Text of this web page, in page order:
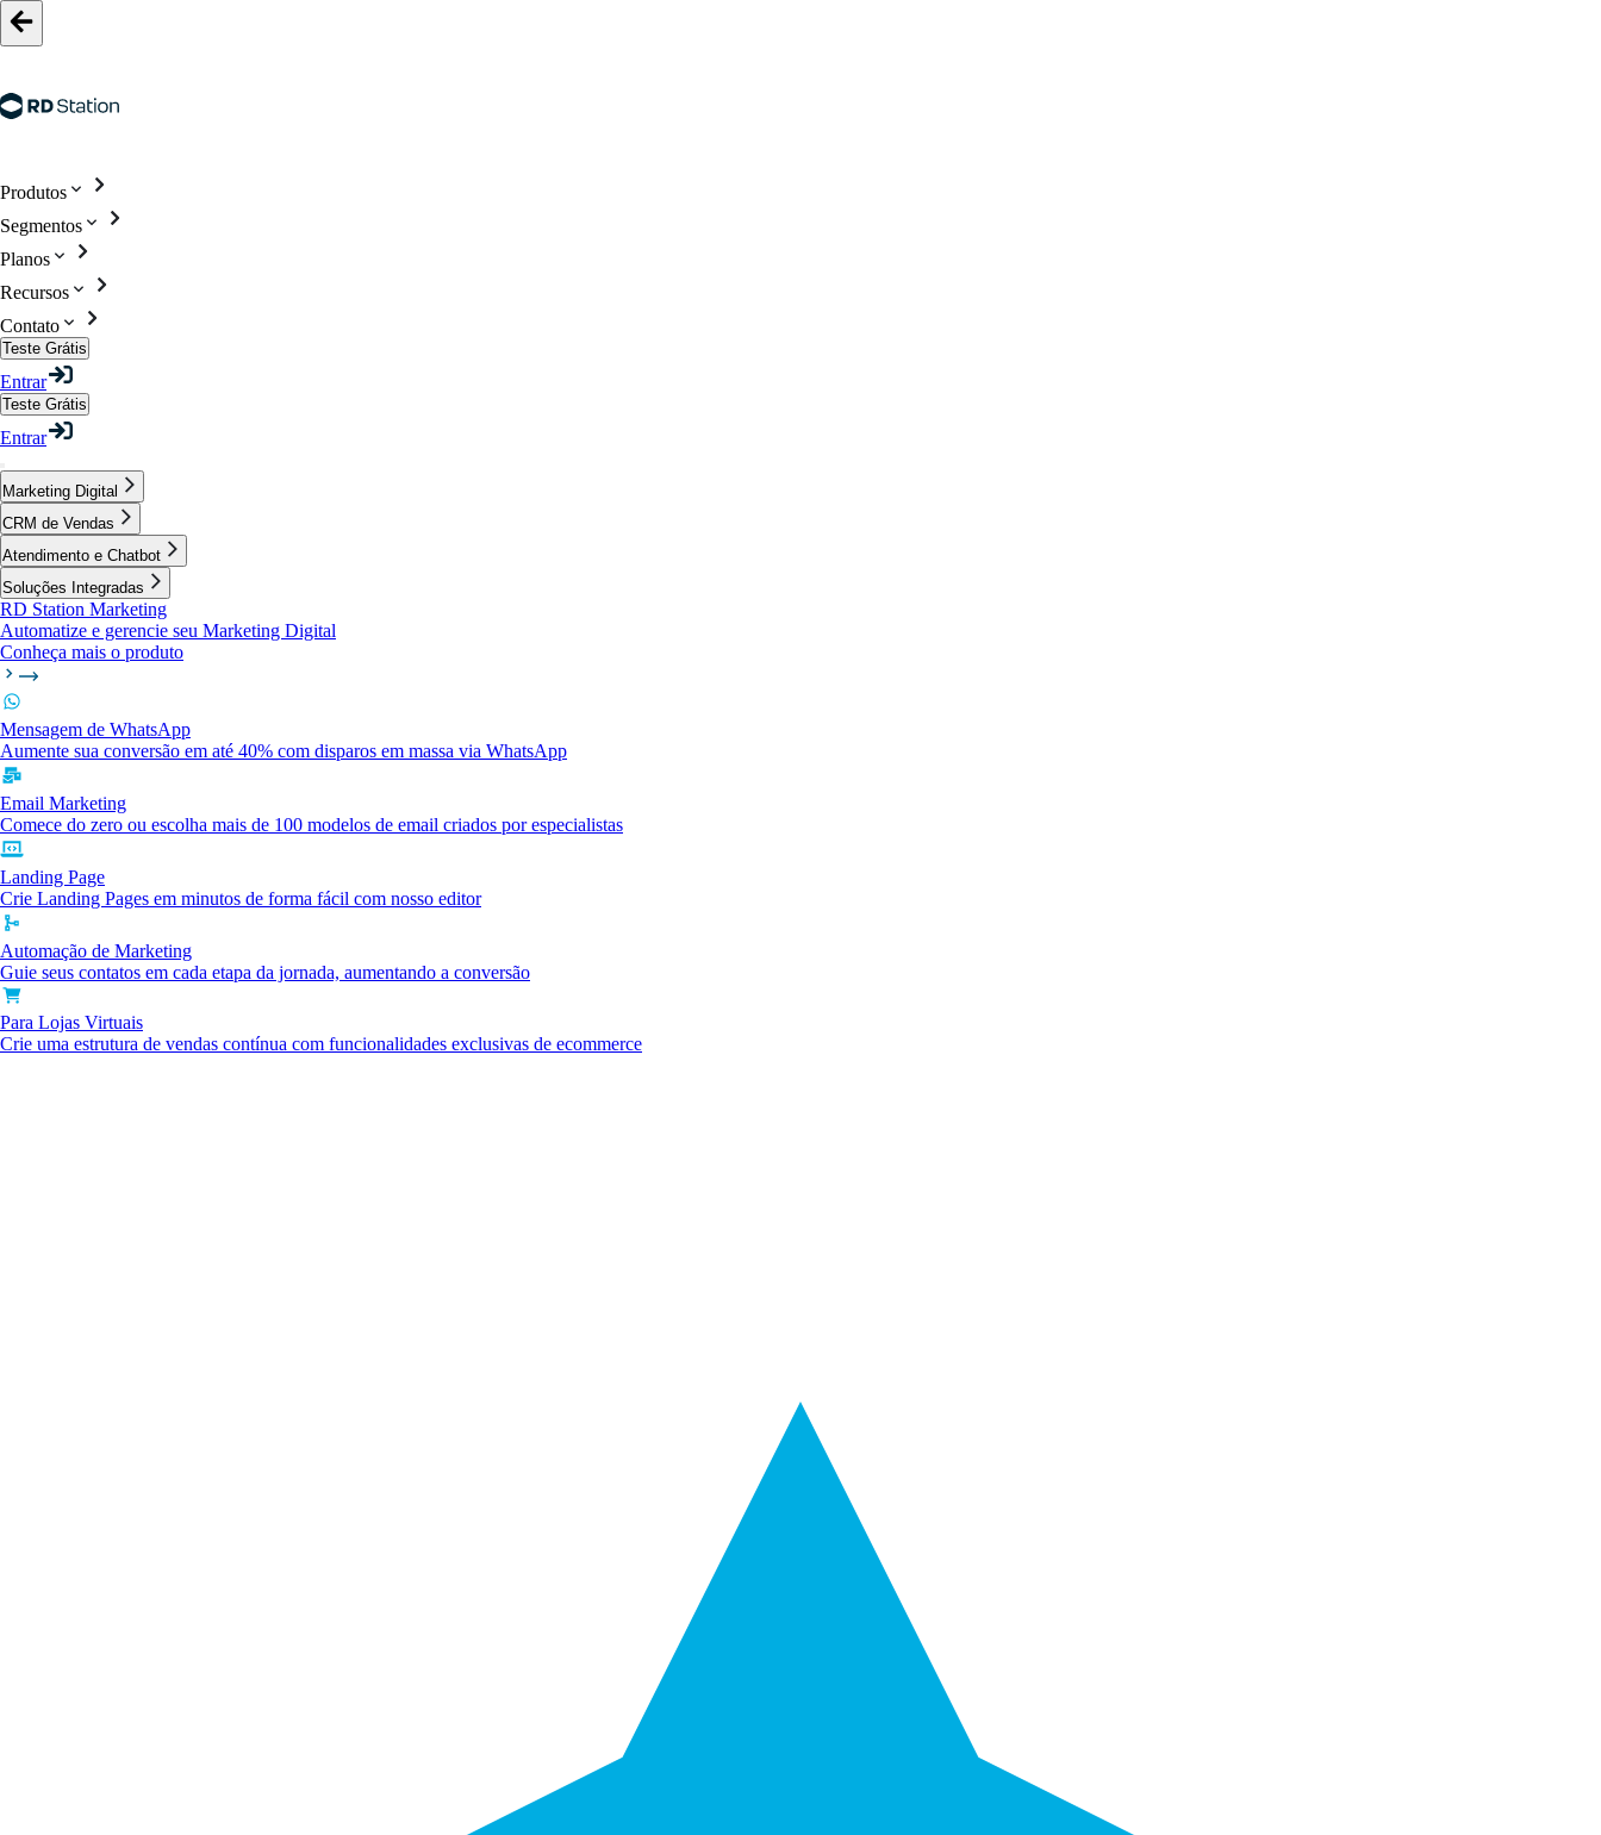
Produtos
Segmentos
Planos
Recursos
Contato
Teste Grátis
Entrar
Teste Grátis
Entrar
Marketing Digital
CRM de Vendas
Atendimento e Chatbot
Soluções Integradas
RD Station Marketing
Automatize e gerencie seu Marketing Digital
Conheça mais o produto
Mensagem de WhatsApp
Aumente sua conversão em até 40% com disparos em massa via WhatsApp
Email Marketing
Comece do zero ou escolha mais de 100 modelos de email criados por especialistas
Landing Page
Crie Landing Pages em minutos de forma fácil com nosso editor
Automação de Marketing
Guie seus contatos em cada etapa da jornada, aumentando a conversão
Para Lojas Virtuais
Crie uma estrutura de vendas contínua com funcionalidades exclusivas de ecommerce